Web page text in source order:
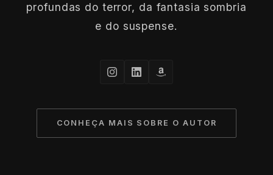
profundas do terror, da fantasia sombria
e do suspense.
CONHEÇA MAIS SOBRE O AUTOR